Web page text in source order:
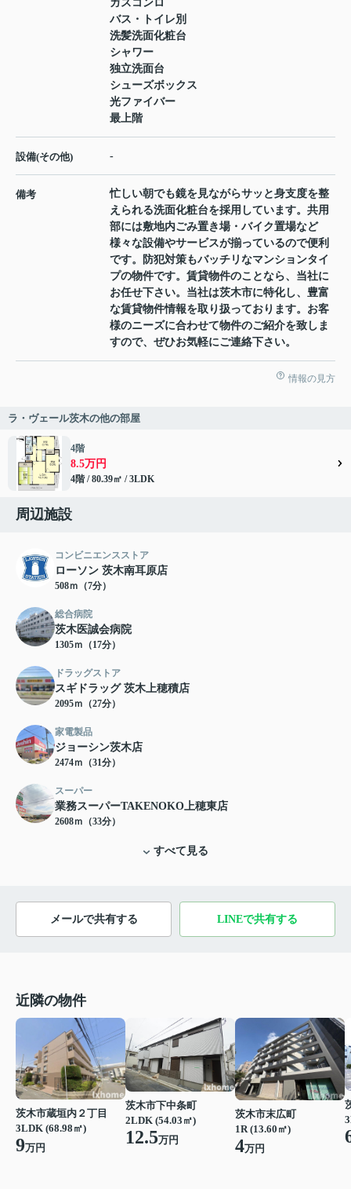
ガスコンロ
バス・トイレ別
洗髪洗面化粧台
シャワー
独立洗面台
シューズボックス
光ファイバー
最上階
設備(その他) -
備考
忙しい朝でも鏡を見ながらサッと身支度を整
えられる洗面化粧台を採用しています。共用
部には敷地内ごみ置き場・バイク置場など
様々な設備やサービスが揃っているので便利
です。防犯対策もバッチリなマンションタイ
プの物件です。賃貸物件のことなら、当社に
お任せ下さい。当社は茨木市に特化し、豊富
な賃貸物件情報を取り扱っております。お客
様のニーズに合わせて物件のご紹介を致しま
すので、ぜひお気軽にご連絡下さい。
情報の見方
ラ・ヴェール茨木の他の部屋
4階
8.5万円
4階 / 80.39㎡ / 3LDK
周辺施設
コンビニエンスストア
ローソン 茨木南耳原店
508ｍ（7分）
総合病院
茨木医誠会病院
1305ｍ（17分）
ドラッグストア
スギドラッグ 茨木上穂積店
2095ｍ（27分）
家電製品
ジョーシン茨木店
2474ｍ（31分）
スーパー
業務スーパーTAKENOKO上穂東店
2608ｍ（33分）
すべて見る
メールで共有する LINEで共有する
近隣の物件
茨木市蔵垣内２丁目
3LDK (68.98㎡)
9万円
茨木市下中条町
2LDK (54.03㎡)
12.5万円
茨木市末広町
1R (13.60㎡)
4万円